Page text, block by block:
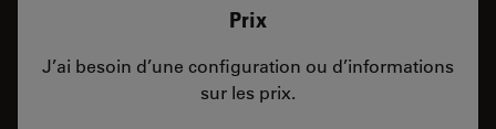
Prix
J’ai besoin d’une configuration ou d’informations
sur les prix.